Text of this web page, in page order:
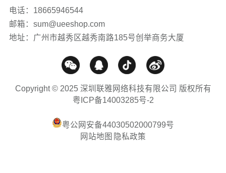
媒体报道
电话：18665946544
邮箱：sum@ueeshop.com
地址：广州市越秀区越秀南路185号创举商务大厦
Copyright © 2025 深圳联雅网络科技有限公司 版权所有
粤ICP备14003285号-2
粤公网安备44030502000799号
网站地图 隐私政策